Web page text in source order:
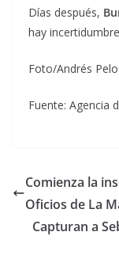
Días después,
hay
Foto/Andrés
Fuente: Agencia
Comienza la
Oficios de La
Capturan a